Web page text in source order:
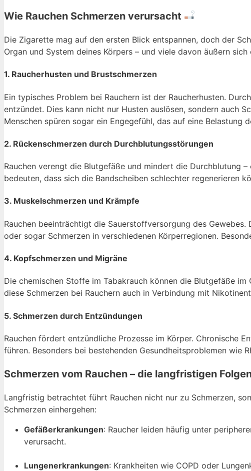
Wie Rauchen Schmerzen verursacht
Die Zigarette mag auf den ersten Blick entspannen, doch der
Organ und System deines Körpers – und viele davon äußern sich
1. Raucherhusten und Brustschmerzen
Ein typisches Problem bei Rauchern ist der Raucherhusten.
entzündet. Dies kann nicht nur Husten auslösen, sondern auch
Menschen spüren sogar ein Engegefühl, das auf eine Belastung
2. Rückenschmerzen durch Durchblutungsstörungen
Rauchen verengt die Blutgefäße und mindert die Durchblutung
bedeuten, dass sich die Bandscheiben schlechter regenerieren
3. Muskelschmerzen und Krämpfe
Rauchen beeinträchtigt die Sauerstoffversorgung des
oder sogar Schmerzen in verschiedenen Körperregionen.
4. Kopfschmerzen und Migräne
Die chemischen Stoffe im Tabakrauch können die Blutgefäße
diese Schmerzen bei Rauchern auch in Verbindung mit
5. Schmerzen durch Entzündungen
Rauchen fördert entzündliche Prozesse im Körper. Chronische
führen. Besonders bei bestehenden Gesundheitsproblemen wie
Schmerzen vom Rauchen – die langfristigen
Langfristig betrachtet führt Rauchen nicht nur zu Schmerzen,
Schmerzen einhergehen:
Gefäßerkrankungen: Raucher leiden häufig unter
verursacht.
Lungenerkrankungen: Krankheiten wie COPD oder